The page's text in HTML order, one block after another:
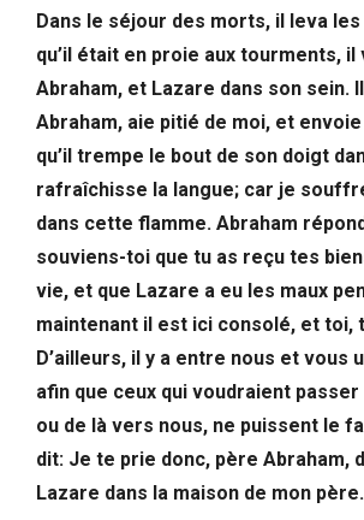
Dans le séjour des morts, il leva
qu’il était en proie aux tourments, il
Abraham, et Lazare dans son sein.
Abraham, aie pitié de moi, et
qu’il trempe le bout de son doigt
rafraîchisse la langue; car je
dans cette flamme. Abraham
souviens-toi que tu as reçu tes
vie, et que Lazare a eu les maux
maintenant il est ici consolé, et toi,
D’ailleurs, il y a entre nous et vous
afin que ceux qui voudraient passer
ou de là vers nous, ne puissent le
dit: Je te prie donc, père Abraham,
Lazare dans la maison de mon